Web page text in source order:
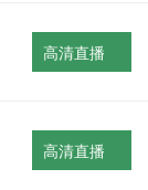
高清直播
高清直播